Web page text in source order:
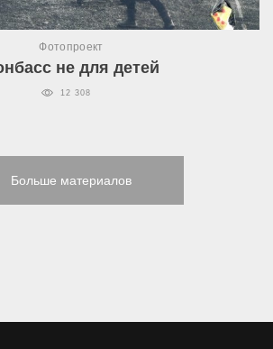
Фотопроект
не для детей
12 308
Больше материалов